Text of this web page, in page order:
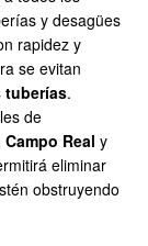
y desagües
rapidez y
se evitan
tuberías.
de
Campo Real y
eliminar
obstruyendo